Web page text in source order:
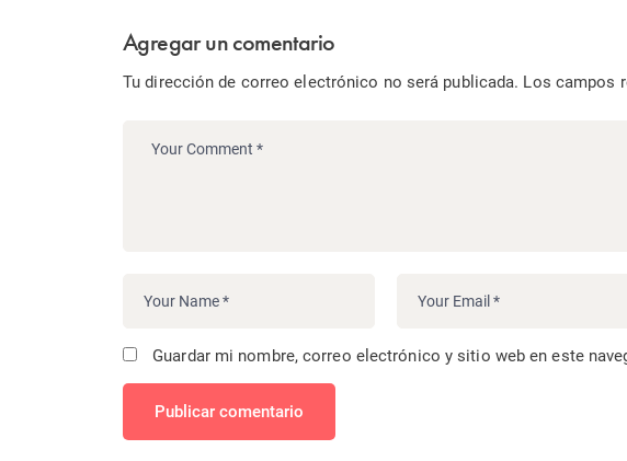
Agregar un comentario
Tu dirección de correo electrónico no será publicada. Los campos
Guardar mi nombre, correo electrónico y sitio web en este
Publicar comentario